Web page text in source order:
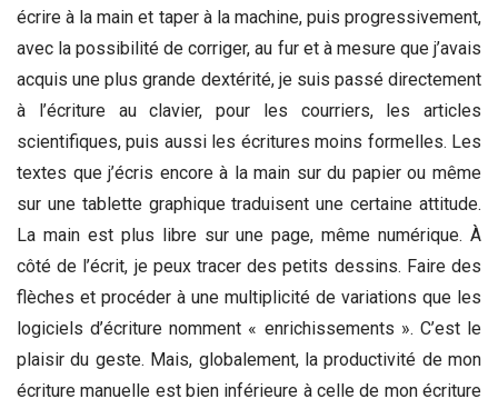
écrire à la main et taper à la machine, puis progressivement,
avec la possibilité de corriger, au fur et à mesure que j’avais
acquis une plus grande dextérité, je suis passé directement
à l’écriture au clavier, pour les courriers, les articles
scientifiques, puis aussi les écritures moins formelles. Les
textes que j’écris encore à la main sur du papier ou même
sur une tablette graphique traduisent une certaine attitude.
La main est plus libre sur une page, même numérique. À
côté de l’écrit, je peux tracer des petits dessins. Faire des
flèches et procéder à une multiplicité de variations que les
logiciels d’écriture nomment « enrichissements ». C’est le
plaisir du geste. Mais, globalement, la productivité de mon
écriture manuelle est bien inférieure à celle de mon écriture